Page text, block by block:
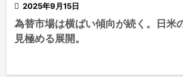
 2025年9月15日
為替市場は横ばい傾向が続く。日米
見極める展開。